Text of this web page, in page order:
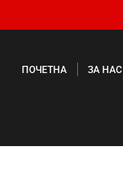
ПОЧЕТНА ЗА НАС